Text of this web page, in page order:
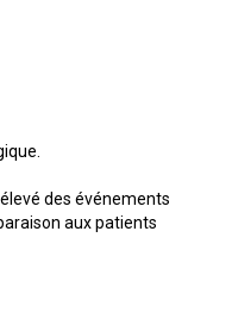
des événements
aux patients